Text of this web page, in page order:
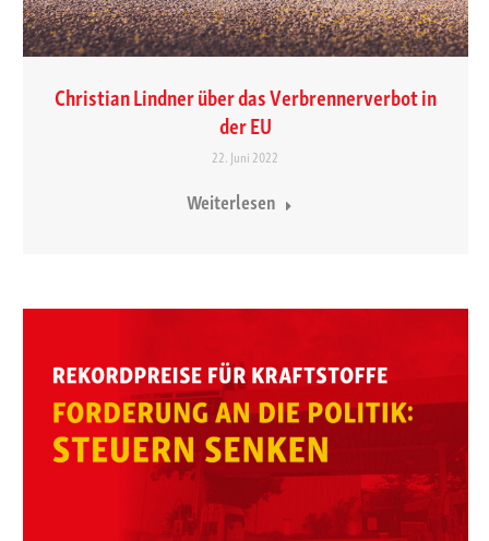
Christian Lindner über das Verbrennerverbot in
der EU
22. Juni 2022
Weiterlesen